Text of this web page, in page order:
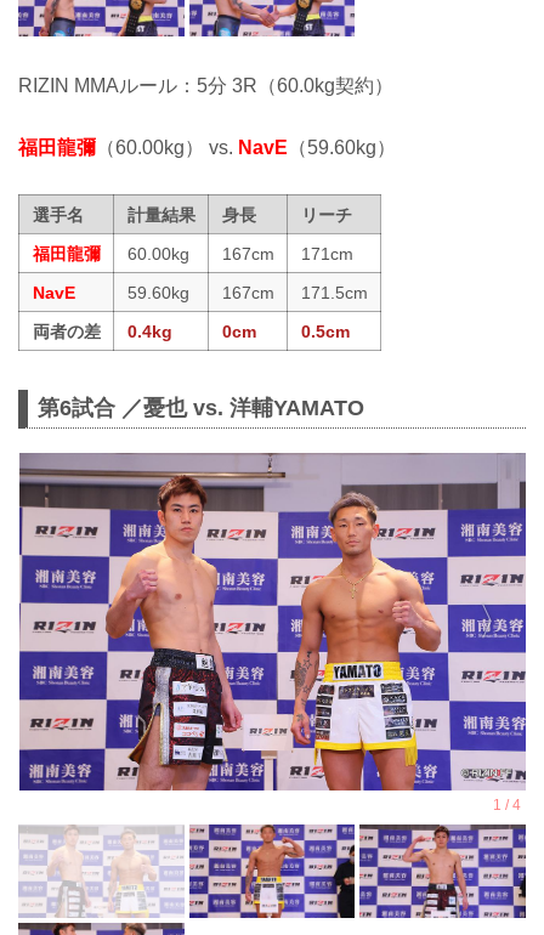
RIZIN MMAルール：5分 3R（60.0kg契約）
福田龍彌 （60.00kg） vs. NavE （59.60kg）
選手名 計量結果 身長
リーチ
福田龍彌
60.00kg 167cm
171cm
NavE
59.60kg 167cm
171.5cm
両者の差
0.4kg 0cm 0.5cm
第6試合 ／憂也 vs. 洋輔YAMATO